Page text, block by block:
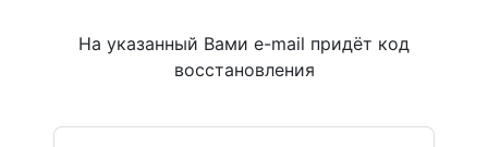
На указанный Вами e-mail придёт код
восстановления